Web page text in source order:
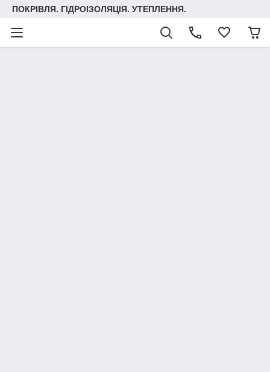
ПОКРІВЛЯ. ГІДРОІЗОЛЯЦІЯ. УТЕПЛЕННЯ.